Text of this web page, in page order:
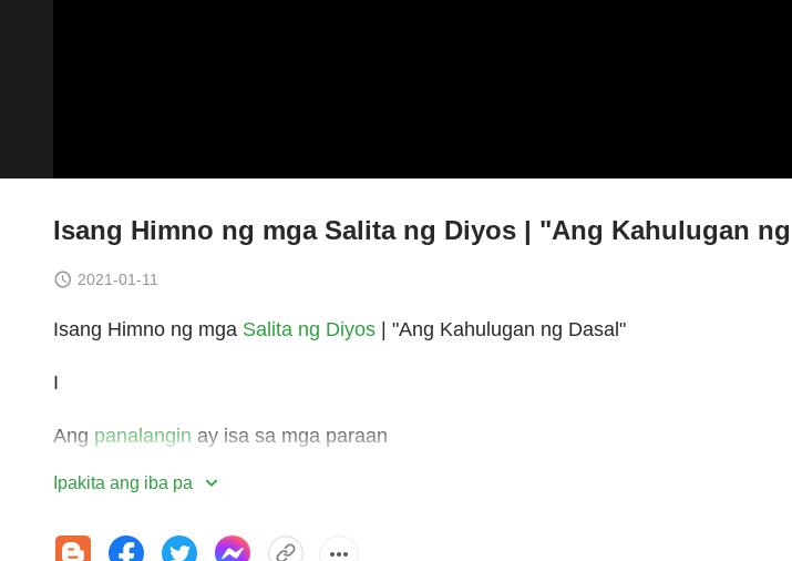
Isang Himno ng mga Salita ng Diyos | "Ang Kahulugan
2021-01-11
Isang Himno ng mga Salita ng Diyos | "Ang Kahulugan ng Dasal"
I
Ang panalangin ay isa sa mga paraan
kung paano nakikipagtulungan ang tao sa Diyos,
upang tumawag sa Kanyang Espiritu at maantig ng Diyos.
Ipakita ang iba pa